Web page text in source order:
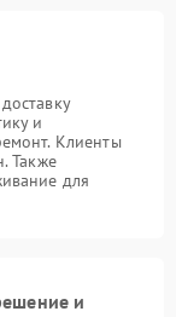
и
Клиенты
Также
для
и